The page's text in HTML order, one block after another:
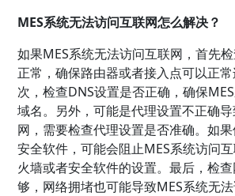
MES系统无法访问互联网怎么解决？
如果MES系统无法访问互联网，首先
正常，确保路由器或者接入点可以正
次，检查DNS设置是否正确，确保
域名。另外，可能是代理设置不正确
网，需要检查代理设置是否准确。如
安全软件，可能会阻止MES系统访问
火墙或者安全软件的设置。最后，检
够，网络拥堵也可能导致MES系统无法